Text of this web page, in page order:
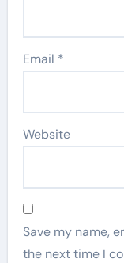
Email *
Website
Save my name,
the next time I